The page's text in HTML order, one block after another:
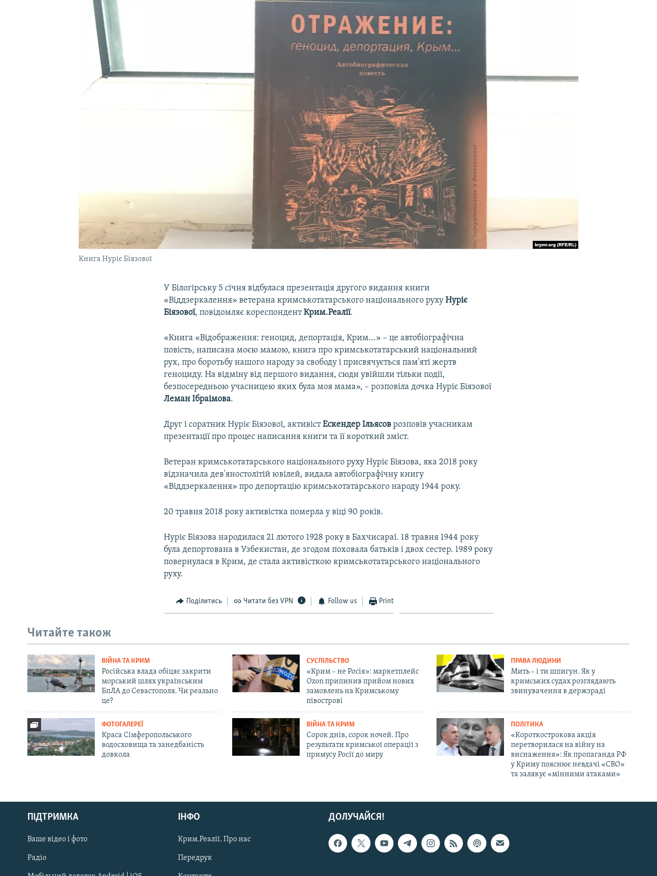
УКРАЇНСЬКА ПРОБЛЕМА КРИМУ
Русский
Qırımtatar
ДОЛУЧАЙСЯ!
Книга Нуріє Біязової
У Білогірську 5 січня відбулася презентація другого видання книги
«Віддзеркалення» ветерана кримськотатарського національного рухуНуріє
Біязової, повідомляє кореспондентКрим.Реалії.
«Книга «Відображення: геноцид, депортація, Крим...» – це автобіографічна
повість, написана моєю мамою, книга про кримськотатарський національний
рух, про боротьбу нашого народу за свободу і присвячується пам'яті жертв
геноциду. На відміну від першого видання, сюди увійшли тільки події,
безпосередньою учасницею яких була моя мама», – розповіла дочка Нуріє Біязової
Леман Ібраімова.
Друг і соратник Нуріє Біязової, активістЕскендер Ільясов розповів учасникам
презентації про процес написання книги та її короткий зміст.
Ветеран кримськотатарського національного руху Нуріє Біязова, яка 2018 року
відзначила дев'яностолітій ювілей, видала автобіографічну книгу
«Віддзеркалення» про депортацію кримськотатарського народу 1944 року.
20 травня 2018 року активістка померла у віці 90 років.
Нуріє Біязова народилася 21 лютого 1928 року в Бахчисараї. 18 травня 1944 року
була депортована в Узбекистан, де згодом поховала батьків і двох сестер. 1989 року
повернулася в Крим, де стала активісткою кримськотатарського національного
руху.
Поділитись Читати без VPN Follow us Print
Читайте також
ВІЙНА ТА КРИМ
Російська влада обіцяє закрити
морський шлях українським
БпЛА до Севастополя. Чи реально
це?
СУСПІЛЬСТВО
«Крим – не Росія»: маркетплейс
Ozon припинив прийом нових
замовлень на Кримському
півострові
ПРАВА ЛЮДИНИ
Мить – і ти шпигун. Як у
кримських судах розглядають
звинувачення в держзраді
ФОТОГАЛЕРЕЇ
Краса Сімферопольського
водосховища та занедбаність
довкола
ВІЙНА ТА КРИМ
Сорок днів, сорок ночей. Про
результати кримської операції з
примусу Росії до миру
ПОЛІТИКА
«Короткострокова акція
перетворилася на війну на
виснаження»: Як пропаганда РФ
у Криму пояснює невдачі «СВО»
та залякує «мінними атаками»
ДОЛУЧАЙСЯ!
ПІДТРИМКА
Ваше відео і фото
Радіо
ІНФО
Крим.Реалії. Про нас
Передрук